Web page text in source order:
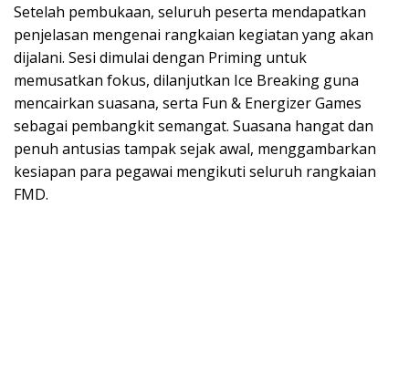
Setelah pembukaan, seluruh peserta mendapatkan
penjelasan mengenai rangkaian kegiatan yang akan
dijalani. Sesi dimulai dengan Priming untuk
memusatkan fokus, dilanjutkan Ice Breaking guna
mencairkan suasana, serta Fun & Energizer Games
sebagai pembangkit semangat. Suasana hangat dan
penuh antusias tampak sejak awal, menggambarkan
kesiapan para pegawai mengikuti seluruh rangkaian
FMD.